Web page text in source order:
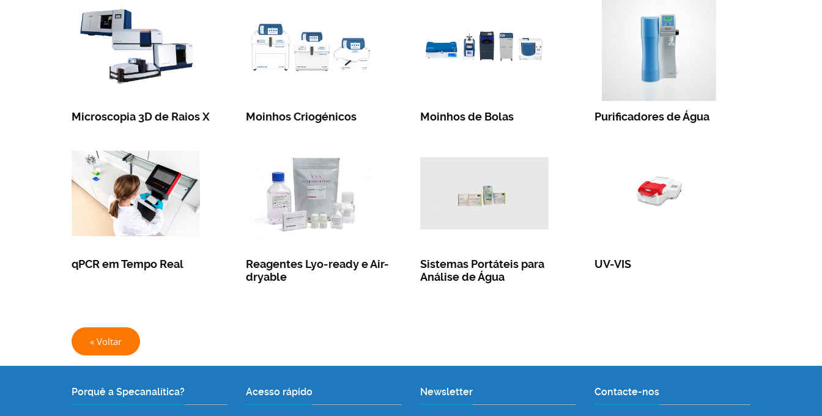
Microscopia 3D de Raios X Moinhos Criogénicos Moinhos de Bolas Purificadores de Água
qPCR em Tempo Real
Reagentes Lyo-ready e Air-
dryable
Sistemas Portáteis para
Análise de Água
UV-VIS
« Voltar
Porquê a Specanalítica? Acesso rápido Newsletter Contacte-nos